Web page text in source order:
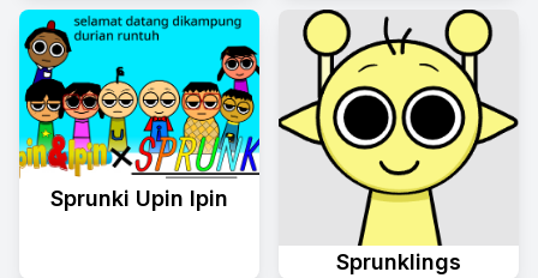
Sprunki Upin Ipin
Sprunklings